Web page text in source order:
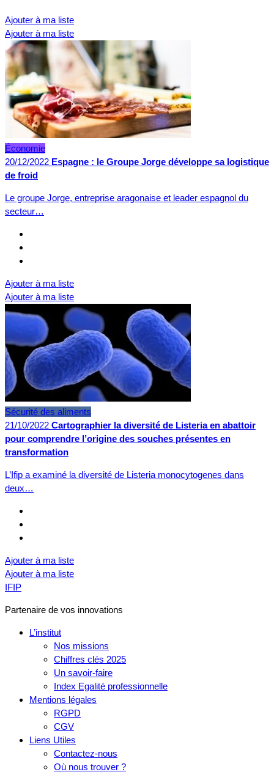
Ajouter à ma liste
Ajouter à ma liste
Économie
20/12/2022 Espagne : le Groupe Jorge développe sa logistique
de froid
Le groupe Jorge, entreprise aragonaise et leader espagnol du
secteur…
Ajouter à ma liste
Ajouter à ma liste
Sécurité des aliments
21/10/2022 Cartographier la diversité de Listeria en abattoir
pour comprendre l’origine des souches présentes en
transformation
L’Ifip a examiné la diversité de Listeria monocytogenes dans
deux…
Ajouter à ma liste
Ajouter à ma liste
IFIP
Partenaire de vos innovations
L’institut
Nos missions
Chiffres clés 2025
Un savoir-faire
Index Egalité professionnelle
Mentions légales
RGPD
CGV
Liens Utiles
Contactez-nous
Où nous trouver ?